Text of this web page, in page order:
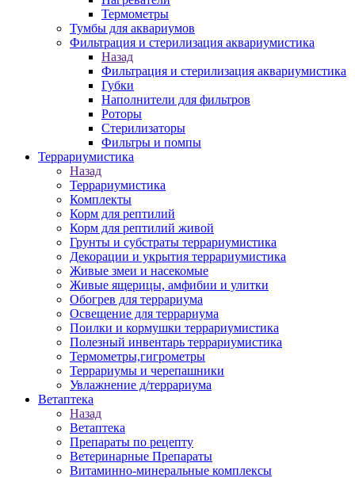
Термометры
Тумбы для аквариумов
Фильтрация и стерилизация аквариумистика
Назад
Фильтрация и стерилизация аквариумистика
Губки
Наполнители для фильтров
Роторы
Стерилизаторы
Фильтры и помпы
Террариумистика
Назад
Террариумистика
Комплекты
Корм для рептилий
Корм для рептилий живой
Грунты и субстраты террариумистика
Декорации и укрытия террариумистика
Живые змеи и насекомые
Живые ящерицы, амфибии и улитки
Обогрев для террариума
Освещение для террариума
Поилки и кормушки террариумистика
Полезный инвентарь террариумистика
Термометры,гигрометры
Террариумы и черепашники
Увлажнение д/террариума
Ветаптека
Назад
Ветаптека
Препараты по рецепту
Ветеринарные Препараты
Витаминно-минеральные комплексы